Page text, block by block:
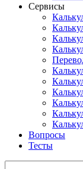
Сервисы
Вопросы
Тесты